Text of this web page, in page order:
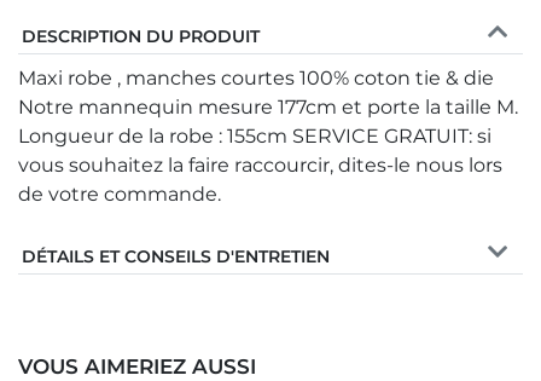
DESCRIPTION DU PRODUIT
Maxi robe , manches courtes 100% coton tie & die
Notre mannequin mesure 177cm et porte la taille M.
Longueur de la robe : 155cm SERVICE GRATUIT: si
vous souhaitez la faire raccourcir, dites-le nous lors
de votre commande.
DÉTAILS ET CONSEILS D'ENTRETIEN
VOUS AIMERIEZ AUSSI